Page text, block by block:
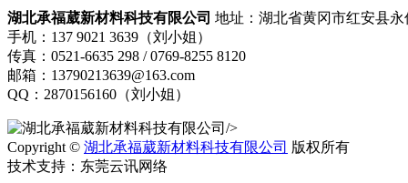
湖北承福葳新材料科技有限公司 地址：湖北省黄冈市红安县
手机：137 9021 3639（刘小姐）
传真：0521-6635 298 / 0769-8255 8120
邮箱：13790213639@163.com
QQ：2870156160（刘小姐）
/>
Copyright © 湖北承福葳新材料科技有限公司 版权所有
技术支持：东莞云讯网络